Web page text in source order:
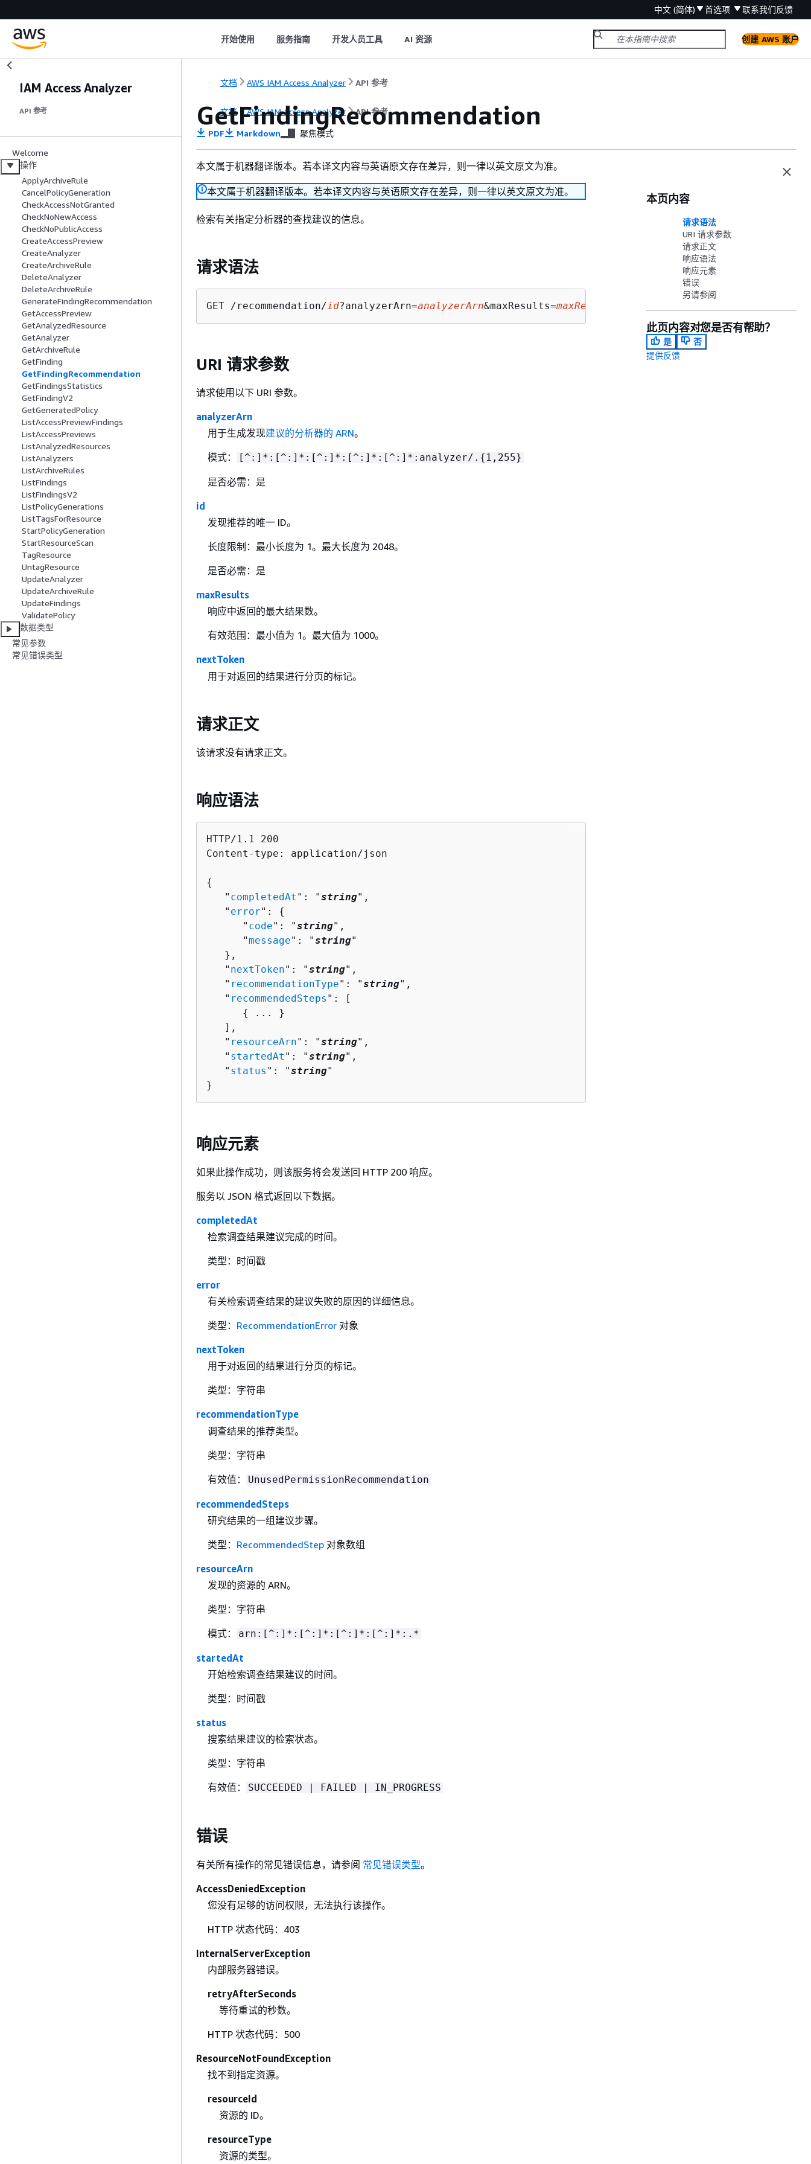
中文 (简体) 首选项 联系我们反馈
开始使用 服务指南 开发人员工具 AI 资源 创建 AWS 账户
IAM Access Analyzer
API 参考
Welcome
操作
ApplyArchiveRule
CancelPolicyGeneration
CheckAccessNotGranted
CheckNoNewAccess
CheckNoPublicAccess
CreateAccessPreview
CreateAnalyzer
CreateArchiveRule
DeleteAnalyzer
DeleteArchiveRule
GenerateFindingRecommendation
GetAccessPreview
GetAnalyzedResource
GetAnalyzer
GetArchiveRule
GetFinding
GetFindingRecommendation
GetFindingsStatistics
GetFindingV2
GetGeneratedPolicy
ListAccessPreviewFindings
ListAccessPreviews
ListAnalyzedResources
ListAnalyzers
ListArchiveRules
ListFindings
ListFindingsV2
ListPolicyGenerations
ListTagsForResource
StartPolicyGeneration
StartResourceScan
TagResource
UntagResource
UpdateAnalyzer
UpdateArchiveRule
UpdateFindings
ValidatePolicy
数据类型
常见参数
常见错误类型
文档 AWS IAM Access Analyzer API 参考
文档 AWS IAM Access Analyzer API 参考
GetFindingRecommendation
PDF Markdown 聚焦模式
本文属于机器翻译版本。若本译文内容与英语原文存在差异，则一律以英文原文为准。
本文属于机器翻译版本。若本译文内容与英语原文存在差异，则一律以英文原文为准。
检索有关指定分析器的查找建议的信息。
请求语法
GET /recommendation/id?analyzerArn=analyzerArn&maxResults=maxResults
URI 请求参数
请求使用以下 URI 参数。
analyzerArn
用于生成发现建议的分析器的 ARN。
模式：
[^:]*:[^:]*:[^:]*:[^:]*:[^:]*:analyzer/. { 1,255}
是否必需：是
id
发现推荐的唯一 ID。
长度限制：最小长度为 1。最大长度为 2048。
是否必需：是
maxResults
响应中返回的最大结果数。
有效范围：最小值为 1。最大值为 1000。
nextToken
用于对返回的结果进行分页的标记。
请求正文
该请求没有请求正文。
响应语法
HTTP/1.1 200
Content-type: application/json
{
   "
completedAt ": "string",
   "
error": {
      "
code": "string",
      "
message": "string"
   },
   "
nextToken": "string",
   "
recommendationType": "string",
   "
recommendedSteps ": [
{
... }
   ],
   "
resourceArn": "string",
   "
startedAt ": "string",
   "
status ": "string"
}
响应元素
如果此操作成功，则该服务将会发送回 HTTP 200 响应。
服务以 JSON 格式返回以下数据。
completedAt
检索调查结果建议完成的时间。
类型：时间戳
error
有关检索调查结果的建议失败的原因的详细信息。
类型： RecommendationError对象
nextToken
用于对返回的结果进行分页的标记。
类型：字符串
recommendationType
调查结果的推荐类型。
类型：字符串
有效值：
UnusedPermissionRecommendation
recommendedSteps
研究结果的一组建议步骤。
类型： RecommendedStep对象数组
resourceArn
发现的资源的 ARN。
类型：字符串
模式：
arn:[^:]*:[^:]*:[^:]*:[^:]*:.*
startedAt
开始检索调查结果建议的时间。
类型：时间戳
status
搜索结果建议的检索状态。
类型：字符串
有效值：
SUCCEEDED | FAILED | IN_PROGRESS
错误
有关所有操作的常见错误信息，请参阅 常见错误类型。
AccessDeniedException
您没有足够的访问权限，无法执行该操作。
HTTP 状态代码：403
InternalServerException
内部服务器错误。
retryAfterSeconds
等待重试的秒数。
HTTP 状态代码：500
ResourceNotFoundException
找不到指定资源。
resourceId
资源的 ID。
resourceType
资源的类型。
本页内容
请求语法
URI 请求参数
请求正文
响应语法
响应元素
错误
另请参阅
此页内容对您是否有帮助？
是
否
提供反馈